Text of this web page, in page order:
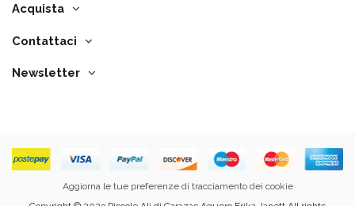
Acquista
Contattaci
Newsletter
Aggiorna le tue preferenze di tracciamento dei cookie